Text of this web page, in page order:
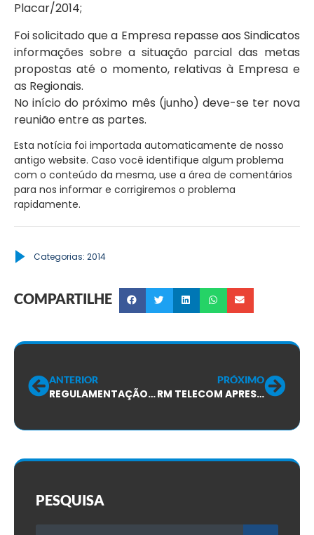
Placar/2014;
Foi solicitado que a Empresa repasse aos Sindicatos
informações sobre a situação parcial das metas
propostas até o momento, relativas à Empresa e
as Regionais.
No início do próximo mês (junho) deve-se ter nova
reunião entre as partes.
Esta notícia foi importada automaticamente de nosso
antigo website. Caso você identifique algum problema
com o conteúdo da mesma, use a área de comentários
para nos informar e corrigiremos o problema
rapidamente.
Categorias: 2014
COMPARTILHE
ANTERIOR
REGULAMENTAÇÃO DA PROFISSÃO DE TELEOPERADOR DÁ PASSO IMPORTANTE NO CONGRESSO NACIONAL!
PRÓXIMO
RM TELECOM APRESENTA A PIOR PROPOSTA POSSÍVEL PARA ACORDO!
PESQUISA